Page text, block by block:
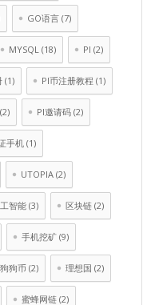
GO语言 (7)
MYSQL (18) PI (2)
(1) PI币注册教程 (1)
(2) PI邀请码 (2)
手机 (1)
UTOPIA (2)
智能 (3) 区块链 (2)
手机挖矿 (9)
狗狗币 (2) 理想国 (2)
蜜蜂网链 (2)